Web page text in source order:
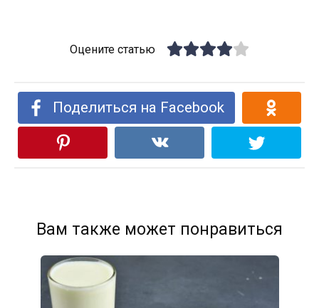
Оцените статью
Поделиться на Facebook
Вам также может понравиться